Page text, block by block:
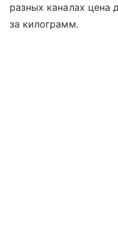
разных каналах цена
за килограмм.